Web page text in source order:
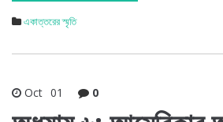
একাত্তরের স্মৃতি
Oct 01 0